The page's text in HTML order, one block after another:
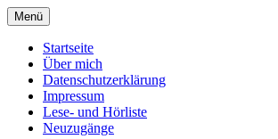
Zum
Inhalt
springen
Menü
Startseite
Über mich
Datenschutzerklärung
Impressum
Lese- und Hörliste
Neuzugänge